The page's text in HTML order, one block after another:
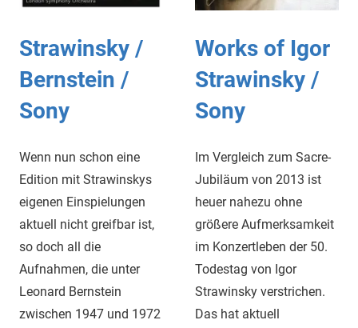
Strawinsky /
Bernstein /
Sony
Wenn nun schon eine
Edition mit Strawinskys
eigenen Einspielungen
aktuell nicht greifbar ist,
so doch all die
Aufnahmen, die unter
Leonard Bernstein
zwischen 1947 und 1972
Works of Igor
Strawinsky /
Sony
Im Vergleich zum Sacre-
Jubiläum von 2013 ist
heuer nahezu ohne
größere Aufmerksamkeit
im Konzertleben der 50.
Todestag von Igor
Strawinsky verstrichen.
Das hat aktuell